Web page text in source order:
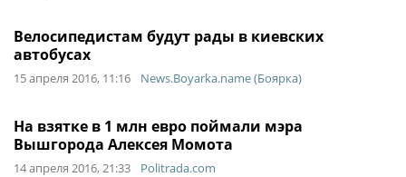
Велосипедистам будут рады в киевских
автобусах
15 апреля 2016, 11:16 News.Boyarka.name (Боярка)
На взятке в 1 млн евро поймали мэра
Вышгорода Алексея Момота
14 апреля 2016, 21:33 Politrada.com